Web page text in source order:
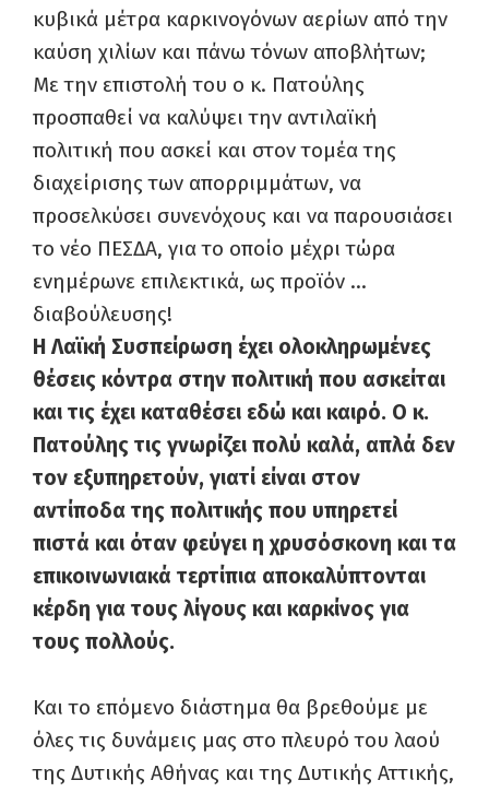
κυβικά μέτρα καρκινογόνων αερίων από την
καύση χιλίων και πάνω τόνων αποβλήτων;
Με την επιστολή του ο κ. Πατούλης
προσπαθεί να καλύψει την αντιλαϊκή
πολιτική που ασκεί και στον τομέα της
διαχείρισης των απορριμμάτων, να
προσελκύσει συνενόχους και να παρουσιάσει
το νέο ΠΕΣΔΑ, για το οποίο μέχρι τώρα
ενημέρωνε επιλεκτικά, ως προϊόν …
διαβούλευσης!
Η Λαϊκή Συσπείρωση έχει ολοκληρωμένες
θέσεις κόντρα στην πολιτική που ασκείται
και τις έχει καταθέσει εδώ και καιρό. Ο κ.
Πατούλης τις γνωρίζει πολύ καλά, απλά δεν
τον εξυπηρετούν, γιατί είναι στον
αντίποδα της πολιτικής που υπηρετεί
πιστά και όταν φεύγει η χρυσόσκονη και τα
επικοινωνιακά τερτίπια αποκαλύπτονται
κέρδη για τους λίγους και καρκίνος για
τους πολλούς.
Και το επόμενο διάστημα θα βρεθούμε με
όλες τις δυνάμεις μας στο πλευρό του λαού
της Δυτικής Αθήνας και της Δυτικής Αττικής,